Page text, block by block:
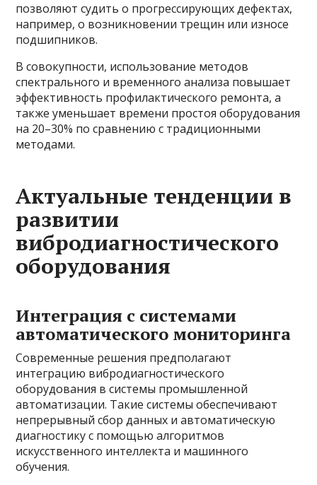
позволяют судить о прогрессирующих дефектах,
например, о возникновении трещин или износе
подшипников.
В совокупности, использование методов
спектрального и временного анализа повышает
эффективность профилактического ремонта, а
также уменьшает времени простоя оборудования
на 20–30% по сравнению с традиционными
методами.
Актуальные тенденции в
развитии
вибродиагностического
оборудования
Интеграция с системами
автоматического мониторинга
Современные решения предполагают
интеграцию вибродиагностического
оборудования в системы промышленной
автоматизации. Такие системы обеспечивают
непрерывный сбор данных и автоматическую
диагностику с помощью алгоритмов
искусственного интеллекта и машинного
обучения.